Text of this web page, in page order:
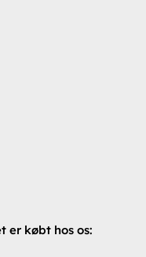
er købt hos os: